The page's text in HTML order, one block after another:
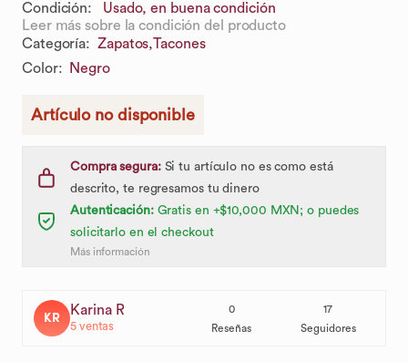
Condición:
Usado, en buena condición
Leer más sobre la condición del producto
Categoría: Zapatos,Tacones
Color: Negro
Artículo no disponible
Compra segura:Si tu artículo no es como está
descrito, te regresamos tu dinero
Autenticación:Gratis en +$10,000 MXN; o puedes
solicitarlo en el checkout
Más información
KR Karina R
5ventas
0
Reseñas
17
Seguidores